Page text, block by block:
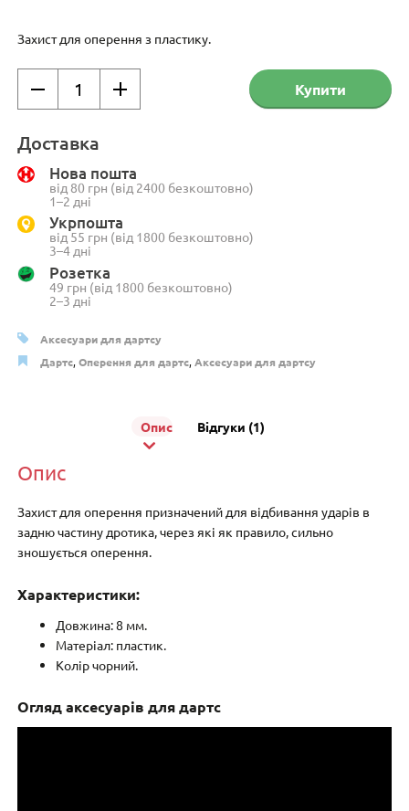
Захист для оперення з пластику.
з
пластику
(8
колір
чорний
кількість
Купити
Доставка
Нова пошта
від 80 грн (від 2400 безкоштовно)
1–2 дні
Укрпошта
від 55 грн (від 1800 безкоштовно)
3–4 дні
Розетка
49 грн (від 1800 безкоштовно)
2–3 дні
Аксесуари для дартсу
Дартс,Оперення для дартс,Аксесуари для дартсу
Опис Відгуки (1)
Опис
Захист для оперення призначений для відбивання ударів в
задню частину дротика, через які як правило, сильно
зношується оперення.
Характеристики:
Довжина: 8 мм.
Матеріал: пластик.
Колір чорний.
Огляд аксесуарів для дартс